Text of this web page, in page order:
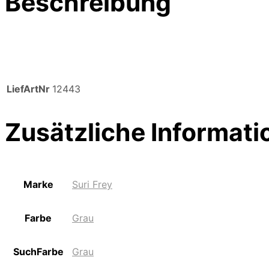
LiefArtNr 12443
Zusätzliche
Marke Suri Frey
Farbe Grau
SuchFarbe Grau